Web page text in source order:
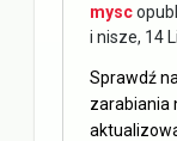
mysc
i nisze, 14
Sprawdź
zarabiania